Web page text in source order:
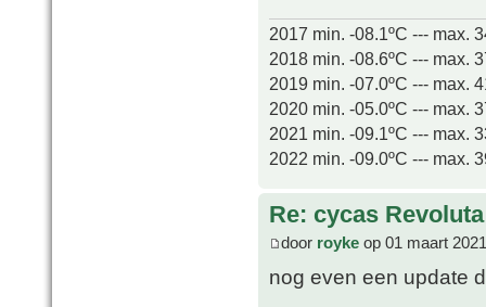
2017 min. -08.1ºC --- max.
2018 min. -08.6ºC --- max.
2019 min. -07.0ºC --- max.
2020 min. -05.0ºC --- max.
2021 min. -09.1ºC --- max.
2022 min. -09.0ºC --- max.
Re: cycas Revoluta
door royke op 01 maart
nog even een update